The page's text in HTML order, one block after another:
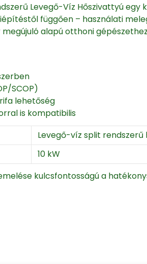
Levegő-Víz Hőszivattyú egy
függően – használati
alapú otthoni
SCOP)
lehetőség
is kompatibilis
Levegő-víz split rendszerű
10 kW
kulcsfontosságú a